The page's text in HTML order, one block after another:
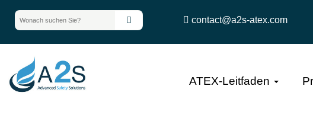
contact@a2s-atex.com
ATEX-Leitfaden